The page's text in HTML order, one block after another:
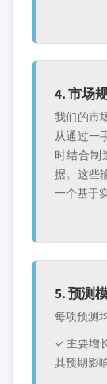
4. 市场
我们的市
从通过一
时结合制
据。这些
一个基于
5. 预测
每项预测
✓ 主要增
其预期影